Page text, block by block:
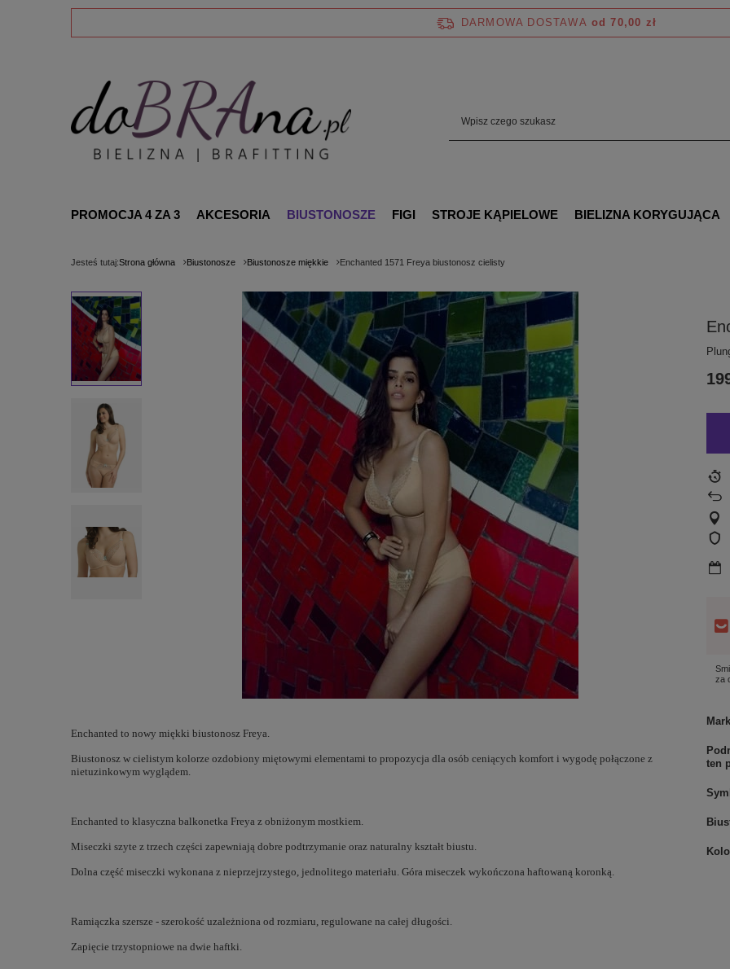
DARMOWA DOSTAWA od 70,00 zł
PROMOCJA 4 ZA 3 AKCESORIA BIUSTONOSZE FIGI STROJE KĄPIELOWE BIELIZNA KORYGUJĄCA
Jesteś tutaj:Strona główna Biustonosze Biustonosze miękkie Enchanted 1571 Freya biustonosz cielisty
za
Enchanted to nowy miękki biustonosz Freya.
Biustonosz w cielistym kolorze ozdobiony miętowymi elementami to propozycja dla osób ceniących komfort i wygodę połączone z
nietuzinkowym wyglądem.
Enchanted to klasyczna balkonetka Freya z obniżonym mostkiem.
Miseczki szyte z trzech części zapewniają dobre podtrzymanie oraz naturalny kształt biustu.
Dolna część miseczki wykonana z nieprzejrzystego, jednolitego materiału. Góra miseczek wykończona haftowaną koronką.
Ramiączka szersze - szerokość uzależniona od rozmiaru, regulowane na całej długości.
Zapięcie trzystopniowe na dwie haftki.
ten